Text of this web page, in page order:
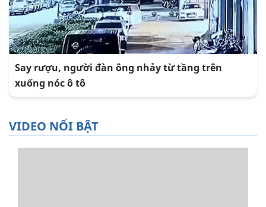
Say rượu, người đàn ông nhảy từ tầng trên
xuống nóc ô tô
VIDEO NỔI BẬT